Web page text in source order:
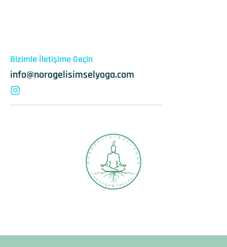
Bizimle İletişime Geçin
info@norogelisimselyoga.com